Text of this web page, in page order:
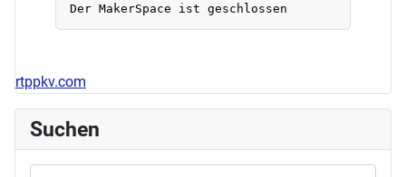
rtppkv.com
Suchen